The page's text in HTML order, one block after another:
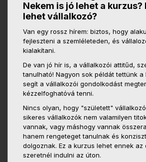
Nekem is jó lehet a kurzus?
lehet vállalkozó?
Van egy rossz hírem: biztos, hogy
fejleszteni a szemléleteden, és
kialakítani.
De van jó hír is, a vállalkozói attitűd,
tanulható! Nagyon sok példát tettünk a
segít a vállalkozói gondolkodást
kézzelfoghatóvá tenni.
Nincs olyan, hogy "született"
sikeres vállalkozók nem valamilyen
vannak, vagy máshogy vannak
hanem rengeteget tanulnak és
dolgoznak. Ez a kurzus lehet ennek az
szeretnél indulni az úton.